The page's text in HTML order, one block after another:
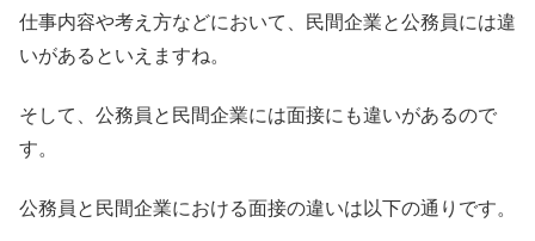
仕事内容や考え方などにおいて、民間企業と公務員には違
いがあるといえますね。
そして、公務員と民間企業には面接にも違いがあるので
す。
公務員と民間企業における面接の違いは以下の通りです。